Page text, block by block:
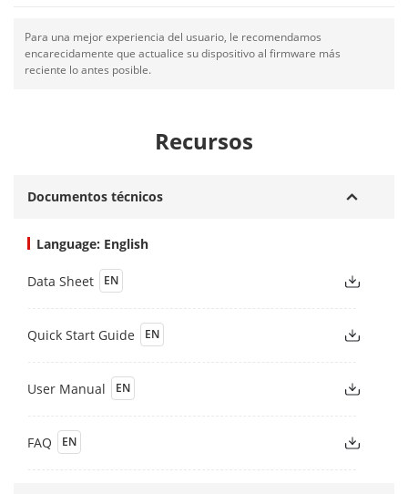
Para una mejor experiencia del usuario, le recomendamos
encarecidamente que actualice su dispositivo al firmware más
reciente lo antes posible.
Recursos
Documentos técnicos
Language: English
Data Sheet EN
Quick Start Guide EN
User Manual EN
FAQ EN